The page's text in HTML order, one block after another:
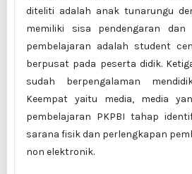
diteliti adalah anak tunarungu
memiliki sisa pendengaran dan
pembelajaran adalah student
berpusat pada peserta didik.
sudah berpengalaman
Keempat yaitu media, media
pembelajaran PKPBI tahap
sarana fisik dan perlengkapan
non elektronik.